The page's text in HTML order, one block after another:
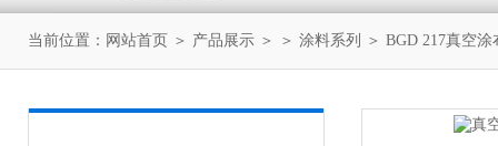
当前位置： 网站首页 ＞ 产品展示 ＞ ＞ 涂料系列 ＞ BGD 217真空